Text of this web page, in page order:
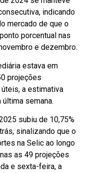
indicando
mercado de que o
porcentual nas
e dezembro.
estava em
projeções
a estimativa
semana.
subiu de 10,75%
sinalizando que o
na Selic ao longo
as 49 projeções
e sexta-feira, a